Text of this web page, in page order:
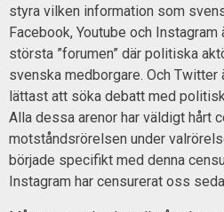
styra vilken information som
Facebook, Youtube och
största ”forumen” där politiska
svenska medborgare. Och
lättast att söka debatt med
Alla dessa arenor har väldigt hårt
motståndsrörelsen under
började specifikt med denna
Instagram har censurerat oss